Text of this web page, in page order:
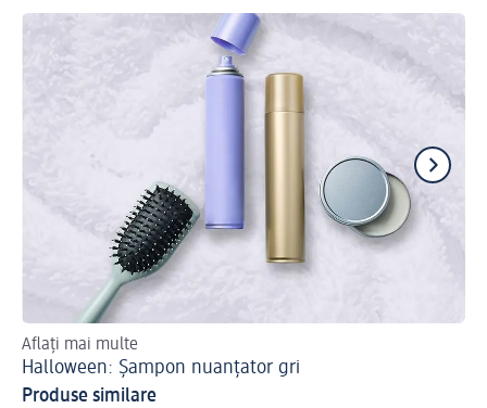
Aflați mai multe
Halloween: Șampon nuanțator gri
Produse similare